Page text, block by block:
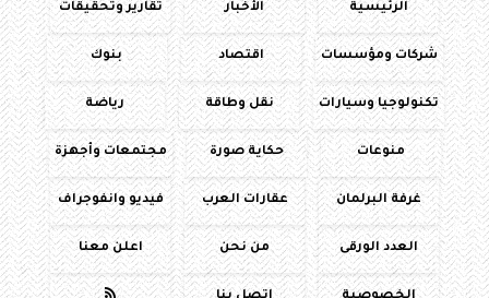
الرئيسية الأخبار تقارير وتحقيقات
شركات ومؤسسات اقتصاد بنوك
تكنولوجيا وسيارات نقل وطاقة رياضة
منوعات حكاية صورة مجتمعات وأجهزة
غرفة البرلمان عقارات العرب فيديو وانفوجراف
العدد الورقى من نحن اعلن معنا